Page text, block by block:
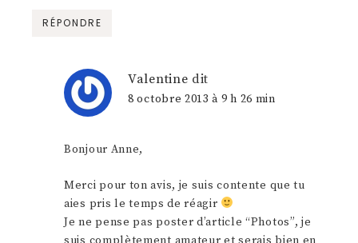
RÉPONDRE
Valentine dit
8 octobre 2013 à 9 h 26 min
Bonjour Anne,
Merci pour ton avis, je suis contente que tu
aies pris le temps de réagir
Je ne pense pas poster d’article “Photos”, je